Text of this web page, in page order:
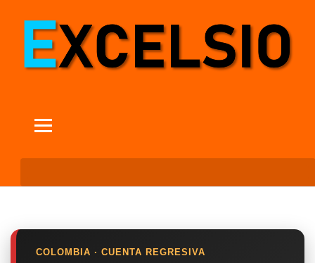
COLOMBIA · CUENTA REGRESIVA